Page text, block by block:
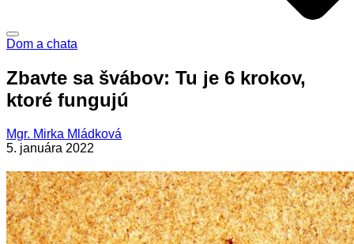
Dom a chata
Zbavte sa švábov: Tu je 6 krokov,
ktoré fungujú
Mgr. Mirka Mládková
5. januára 2022